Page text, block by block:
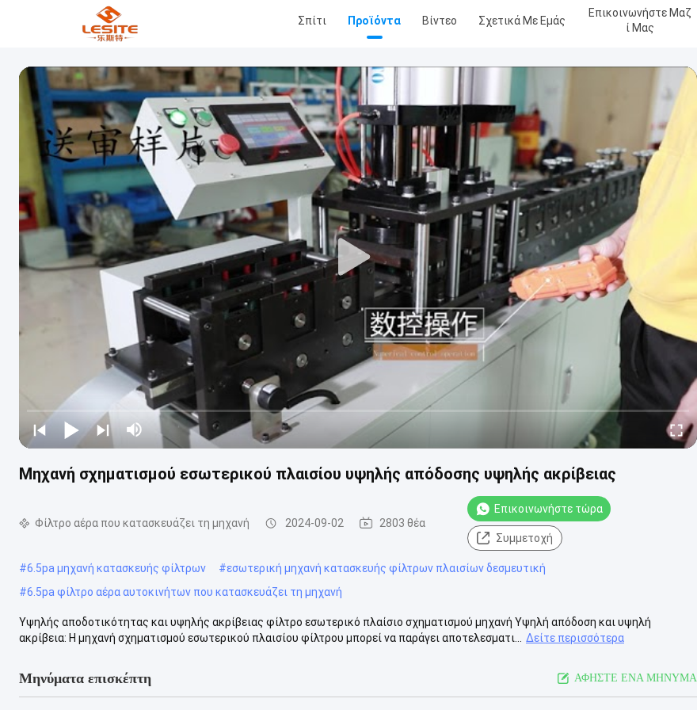
Σπίτι Προϊόντα Βίντεο Σχετικά Με Εμάς
Επικοινωνήστε Μαζ
Ί Μας
Μηχανή σχηματισμού εσωτερικού πλαισίου υψηλής απόδοσης υψηλής ακρίβειας
Φίλτρο αέρα που κατασκευάζει τη μηχανή 2024-09-02 2803 θέα
Επικοινωνήστε τώρα
Συμμετοχή
#6.5pa μηχανή κατασκευής φίλτρων #εσωτερική μηχανή κατασκευής φίλτρων πλαισίων δεσμευτική
#6.5pa φίλτρο αέρα αυτοκινήτων που κατασκευάζει τη μηχανή
Υψηλής αποδοτικότητας και υψηλής ακρίβειας φίλτρο εσωτερικό πλαίσιο σχηματισμού μηχανή Υψηλή απόδοση και υψηλή
ακρίβεια: Η μηχανή σχηματισμού εσωτερικού πλαισίου φίλτρου μπορεί να παράγει αποτελεσματι...
Δείτε περισσότερα
Μηνύματα επισκέπτη ΑΦΗΣΤΕ ΕΝΑ ΜΗΝΥΜΑ